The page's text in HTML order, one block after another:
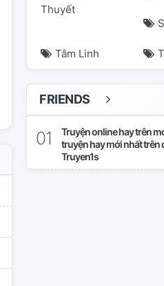
Thuyết
Tâm Linh
FRIENDS
Truyện online hay trên
truyện hay mới nhất trên
Truyen1s